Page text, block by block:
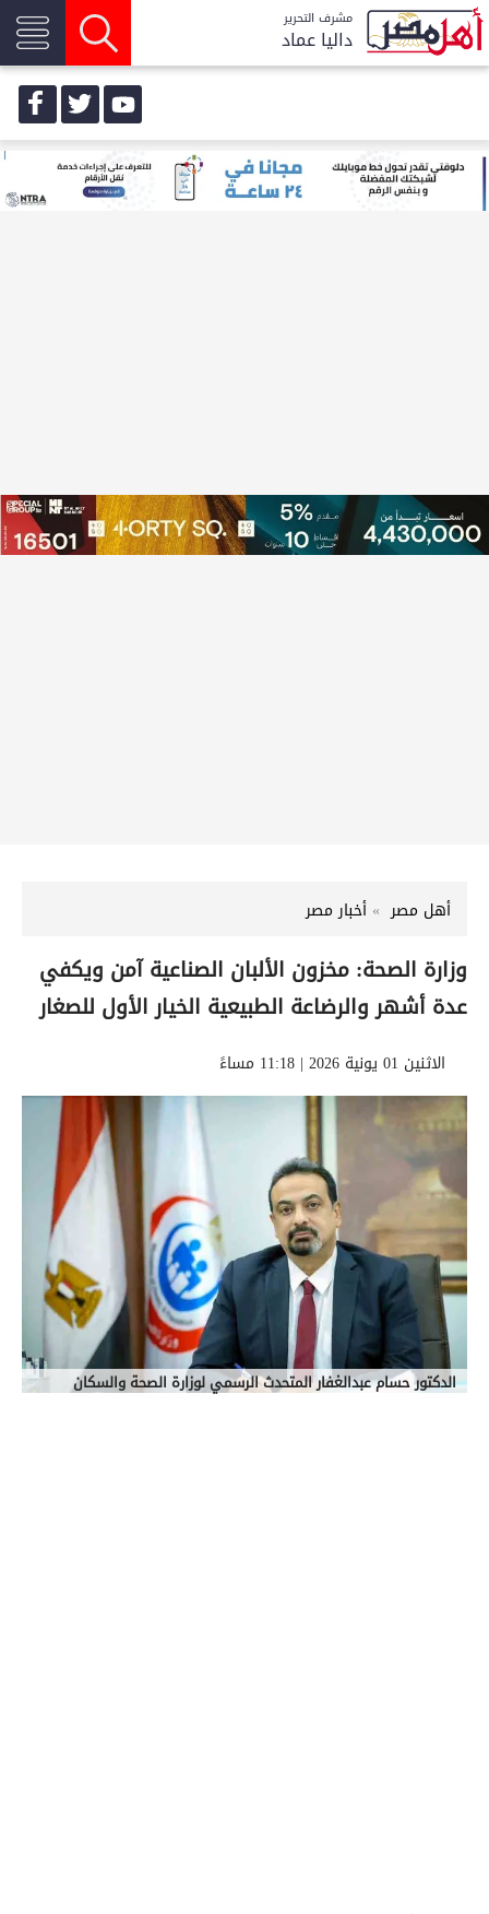
مشرف التحرير
داليا عماد
أهل مصر أخبار مصر
وزارة الصحة: مخزون الألبان الصناعية آمن ويكفي
عدة أشهر والرضاعة الطبيعية الخيار الأول للصغار
الاثنين 01 يونية 2026 | 11:18 مساءً
الدكتور حسام عبدالغفار المتحدث الرسمي لوزارة الصحة والسكان